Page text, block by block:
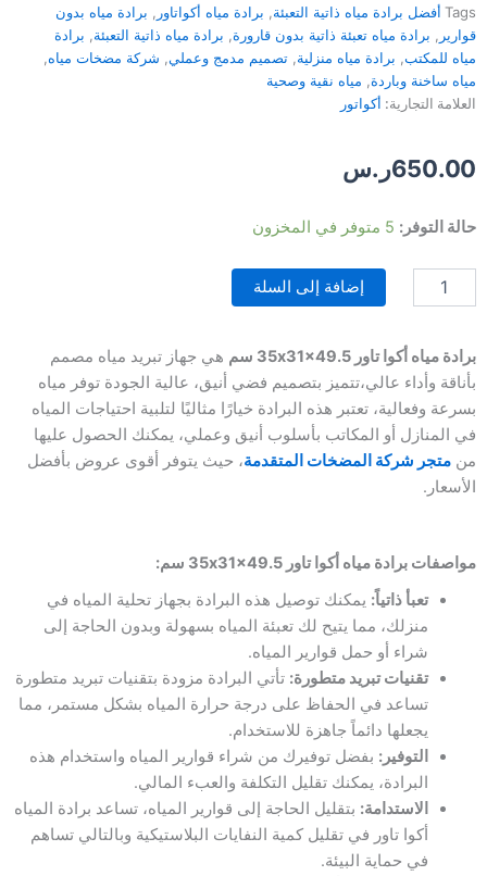
Tags أفضل برادة مياه ذاتية التعبئة, برادة مياه أكواتاور , برادة مياه بدون
قوارير , برادة مياه تعبئة ذاتية بدون قارورة, برادة مياه ذاتية التعبئة, برادة
مياه للمكتب, برادة مياه منزلية, تصميم مدمج وعملي, شركة مضخات مياه,
مياه ساخنة وباردة, مياه نقية وصحية
العلامة التجارية: أكواتور
650.00ر.س
حالة التوفر: 5 متوفر في المخزون
كمية
مياه
تاور
فضي
–
بلس
35x31x49.5
سم
إضافة إلى السلة
برادة مياه أكوا تاور 35x31x49.5 سم
هي جهاز تبريد مياه مصمم
بأناقة وأداء عالي،تتميز بتصميم فضي أنيق، عالية الجودة توفر مياه
بسرعة وفعالية، تعتبر هذه البرادة خيارًا مثاليًا لتلبية احتياجات المياه
في المنازل أو المكاتب بأسلوب أنيق وعملي، يمكنك الحصول عليها
من متجر شركة المضخات المتقدمة، حيث يتوفر أقوى عروض بأفضل
الأسعار.
مواصفات برادة مياه أكوا تاور 35x31x49.5 سم:
تعبأ ذاتياً: يمكنك توصيل هذه البرادة بجهاز تحلية المياه في
منزلك، مما يتيح لك تعبئة المياه بسهولة وبدون الحاجة إلى
شراء أو حمل قوارير المياه.
تقنيات تبريد متطورة: تأتي البرادة مزودة بتقنيات تبريد متطورة
تساعد في الحفاظ على درجة حرارة المياه بشكل مستمر، مما
يجعلها دائماً جاهزة للاستخدام.
التوفير: بفضل توفيرك من شراء قوارير المياه واستخدام هذه
البرادة، يمكنك تقليل التكلفة والعبء المالي.
الاستدامة: بتقليل الحاجة إلى قوارير المياه، تساعد برادة المياه
أكوا تاور في تقليل كمية النفايات البلاستيكية وبالتالي تساهم
في حماية البيئة.